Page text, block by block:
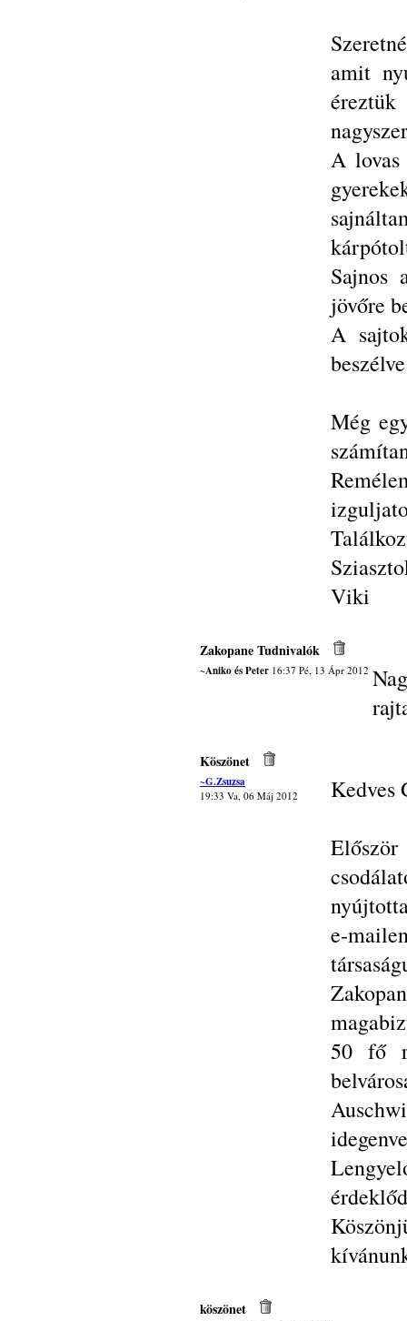
amit
A lovas
Sajnos
jövőre
A
Még
Viki
Zakopane Tudnivalók
~Aniko és Peter 16:37 Pé, 13 Ápr 2012
Köszönet
~G.Zsuzsa
19:33 Va, 06 Máj 2012
Kedves
Először
e-
50 fő
köszönet